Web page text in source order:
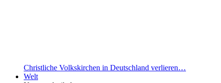
Christliche Volkskirchen in Deutschland verlieren…
Welt